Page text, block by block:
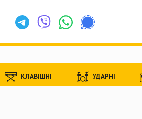
КЛАВІШНІ УДАРНІ